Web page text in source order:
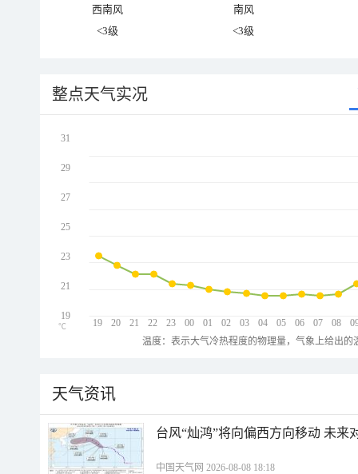
西南风
南风
<3级
<3级
整点天气实况
19 20 21 22 23 00 01 02 03 04 05 06 07 08
31
29
27
25
23
21
19
℃
温度：表示大气冷热程度的物理量，气象上给出
天气资讯
台风“灿鸿”将向偏西方向移动 未来
中国天气网 2026-08-08 18:18